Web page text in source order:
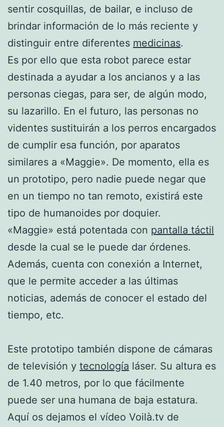
sentir cosquillas, de bailar, e incluso de
brindar información de lo más reciente y
distinguir entre diferentes medicinas.
Es por ello que esta robot parece estar
destinada a ayudar a los ancianos y a las
personas ciegas, para ser, de algún modo,
su lazarillo. En el futuro, las personas no
videntes sustituirán a los perros encargados
de cumplir esa función, por aparatos
similares a «Maggie». De momento, ella es
un prototipo, pero nadie puede negar que
en un tiempo no tan remoto, existirá este
tipo de humanoides por doquier.
«Maggie» está potentada con pantalla táctil
desde la cual se le puede dar órdenes.
Además, cuenta con conexión a Internet,
que le permite acceder a las últimas
noticias, además de conocer el estado del
tiempo, etc.
Este prototipo también dispone de cámaras
de televisión y tecnología láser. Su altura es
de 1.40 metros, por lo que fácilmente
puede ser una humana de baja estatura.
Aquí os dejamos el vídeo Voilà.tv de